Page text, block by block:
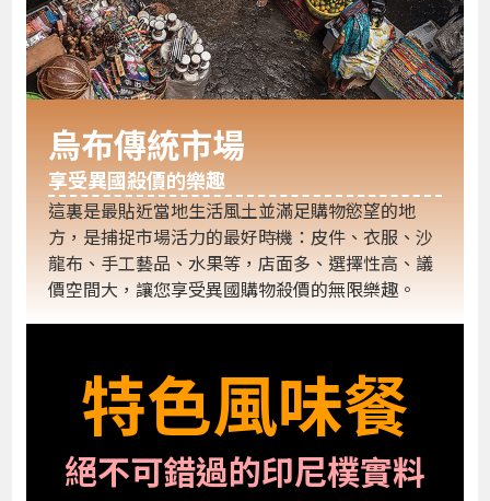
烏布傳統市場
享受異國殺價的樂趣
這裏是最貼近當地生活風土並滿足購物慾望的地
方，是捕捉市場活力的最好時機：皮件、衣服、沙
龍布、手工藝品、水果等，店面多、選擇性高、議
價空間大，讓您享受異國購物殺價的無限樂趣。
特色風味餐
絕不可錯過的印尼樸實料